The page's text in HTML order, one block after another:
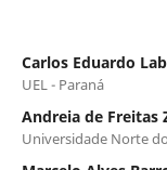
Carlos Eduardo
UEL - Paraná
Andreia de Freitas
Universidade Norte